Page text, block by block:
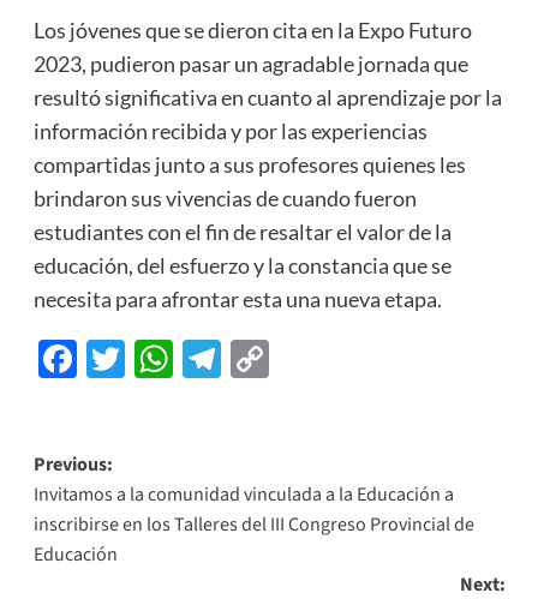
Los jóvenes que se dieron cita en la Expo Futuro
2023, pudieron pasar un agradable jornada que
resultó significativa en cuanto al aprendizaje por la
información recibida y por las experiencias
compartidas junto a sus profesores quienes les
brindaron sus vivencias de cuando fueron
estudiantes con el fin de resaltar el valor de la
educación, del esfuerzo y la constancia que se
necesita para afrontar esta una nueva etapa.
Facebook
Twitter
WhatsApp
Telegram
Copy
Previous:
Invitamos a la comunidad vinculada a la Educación a
inscribirse en los Talleres del III Congreso Provincial de
Educación
Next: